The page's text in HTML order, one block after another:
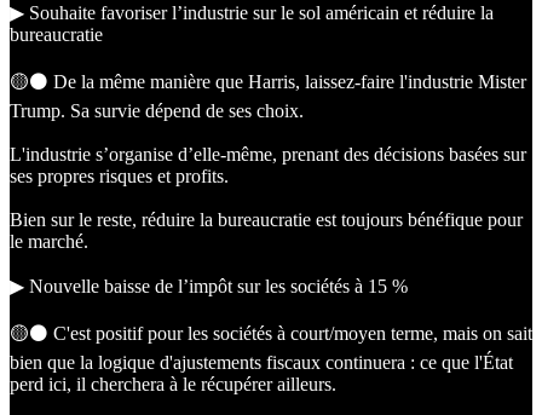
▶︎ Souhaite favoriser l’industrie sur le sol américain et réduire la
bureaucratie
🟡⚫️ De la même manière que Harris, laissez-faire l'industrie Mister
Trump. Sa survie dépend de ses choix.
L'industrie s’organise d’elle-même, prenant des décisions basées sur
ses propres risques et profits.
Bien sur le reste, réduire la bureaucratie est toujours bénéfique pour
le marché.
▶︎ Nouvelle baisse de l’impôt sur les sociétés à 15 %
🟡⚫️ C'est positif pour les sociétés à court/moyen terme, mais on sait
bien que la logique d'ajustements fiscaux continuera : ce que l'État
perd ici, il cherchera à le récupérer ailleurs.